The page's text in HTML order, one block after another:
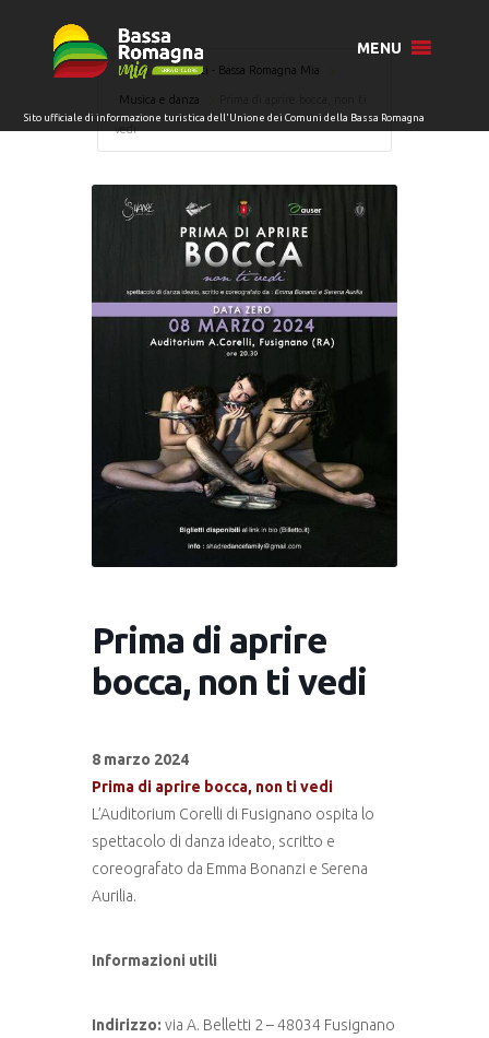
MENU
Home Eventi - Bassa Romagna Mia
Musica e danza
vedi
Prima di aprire
bocca, non ti vedi
8 marzo 2024
Prima di aprire bocca, non ti vedi
L’Auditorium Corelli di Fusignano ospita lo
spettacolo di danza ideato, scritto e
coreografato da Emma Bonanzi e Serena
Aurilia.
Informazioni utili
Indirizzo: via A. Belletti 2 – 48034 Fusignano